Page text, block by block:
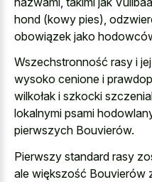
hond (kowy pies),
obowiązek jako
Wszechstronność rasy i
wysoko cenione i
wilkołak i szkocki
lokalnymi psami
pierwszych Bouvierów.
Pierwszy standard rasy
ale większość Bouvierów